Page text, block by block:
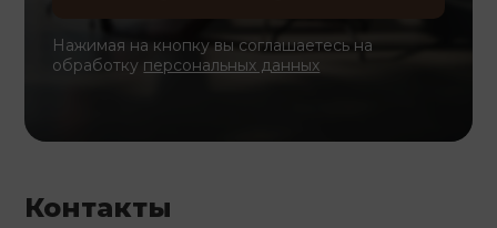
Нажимая на кнопку вы соглашаетесь на
обработку персональных данных
Контакты